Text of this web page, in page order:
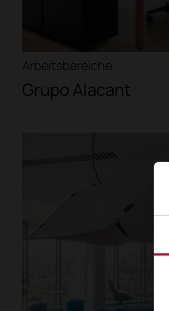
Arbeitsbereiche
Grupo Alacant